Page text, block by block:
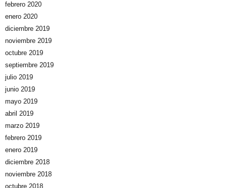
febrero 2020
enero 2020
diciembre 2019
noviembre 2019
octubre 2019
septiembre 2019
julio 2019
junio 2019
mayo 2019
abril 2019
marzo 2019
febrero 2019
enero 2019
diciembre 2018
noviembre 2018
octubre 2018